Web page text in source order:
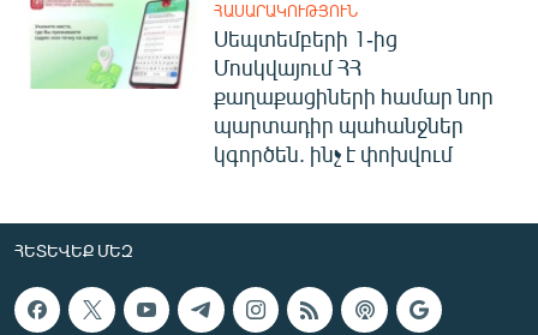
ՀԱՍԱՐԱԿՈՒԹՅՈՒՆ
Սեպտեմբերի 1-ից
Մոսկվայում ՀՀ
քաղաքացիների համար նոր
պարտադիր պահանջներ
կգործեն. ինչ է փոխվում
ՀԵՏԵՎԵՔ ՄԵԶ